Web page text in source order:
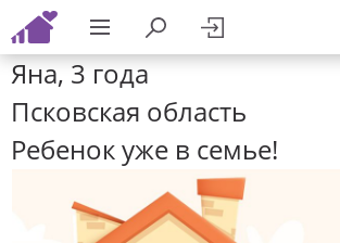
Яна, 3 года
Псковская область
Ребенок уже в семье!